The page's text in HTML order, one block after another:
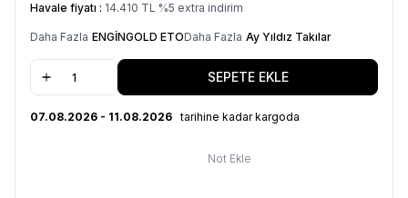
Havale fiyatı : 14.410 TL %5 extra indirim
Daha Fazla ENGİNGOLD ETODaha Fazla Ay Yıldız Takılar
SEPETE EKLE
07.08.2026 - 11.08.2026 tarihine kadar kargoda
Not Ekle